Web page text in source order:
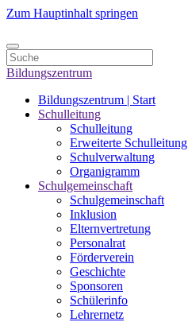
Zum Hauptinhalt springen
Bildungszentrum
Bildungszentrum | Start
Schulleitung
Schulleitung
Erweiterte Schulleitung
Schulverwaltung
Organigramm
Schulgemeinschaft
Schulgemeinschaft
Inklusion
Elternvertretung
Personalrat
Förderverein
Geschichte
Sponsoren
Schülerinfo
Lehrernetz